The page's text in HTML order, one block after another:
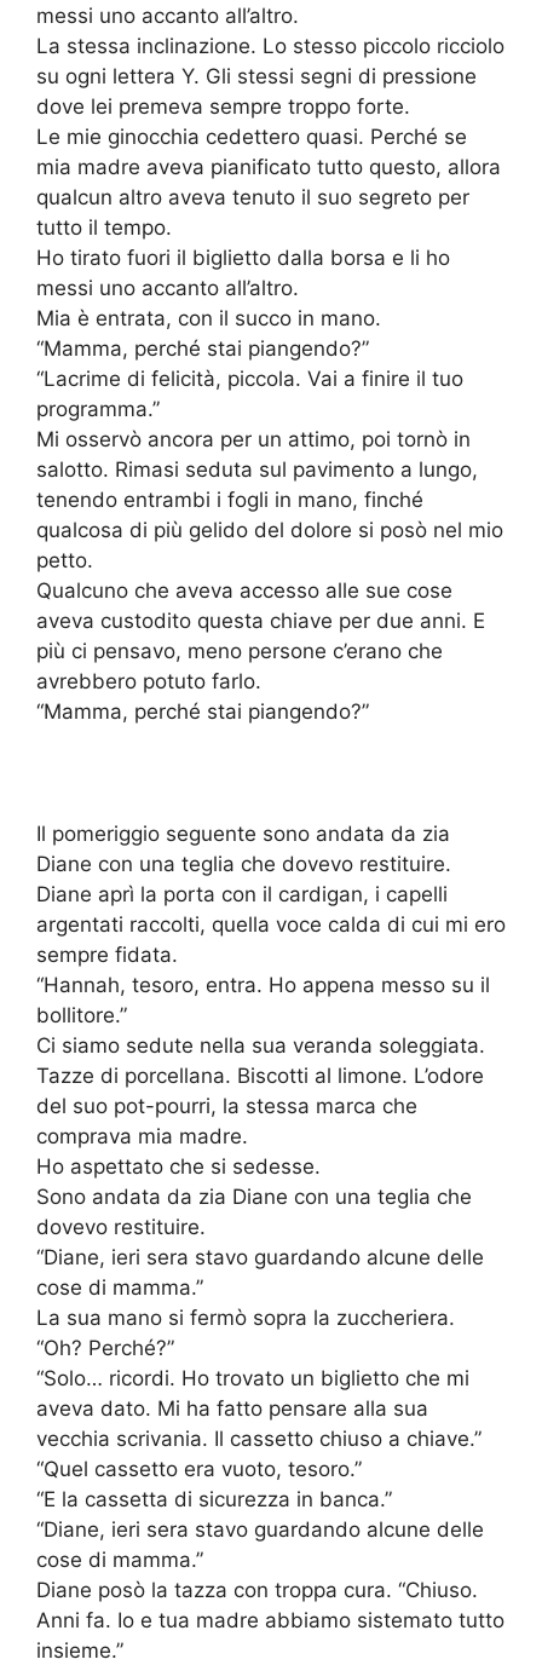
messi uno accanto all’altro.
La stessa inclinazione. Lo stesso piccolo ricciolo
su ogni lettera Y. Gli stessi segni di pressione
dove lei premeva sempre troppo forte.
Le mie ginocchia cedettero quasi. Perché se
mia madre aveva pianificato tutto questo, allora
qualcun altro aveva tenuto il suo segreto per
tutto il tempo.
Ho tirato fuori il biglietto dalla borsa e li ho
messi uno accanto all’altro.
Mia è entrata, con il succo in mano.
“Mamma, perché stai piangendo?”
“Lacrime di felicità, piccola. Vai a finire il tuo
programma.”
Mi osservò ancora per un attimo, poi tornò in
salotto. Rimasi seduta sul pavimento a lungo,
tenendo entrambi i fogli in mano, finché
qualcosa di più gelido del dolore si posò nel mio
petto.
Qualcuno che aveva accesso alle sue cose
aveva custodito questa chiave per due anni. E
più ci pensavo, meno persone c’erano che
avrebbero potuto farlo.
“Mamma, perché stai piangendo?”
Il pomeriggio seguente sono andata da zia
Diane con una teglia che dovevo restituire.
Diane aprì la porta con il cardigan, i capelli
argentati raccolti, quella voce calda di cui mi ero
sempre fidata.
“Hannah, tesoro, entra. Ho appena messo su il
bollitore.”
Ci siamo sedute nella sua veranda soleggiata.
Tazze di porcellana. Biscotti al limone. L’odore
del suo pot-pourri, la stessa marca che
comprava mia madre.
Ho aspettato che si sedesse.
Sono andata da zia Diane con una teglia che
dovevo restituire.
“Diane, ieri sera stavo guardando alcune delle
cose di mamma.”
La sua mano si fermò sopra la zuccheriera.
“Oh? Perché?”
“Solo… ricordi. Ho trovato un biglietto che mi
aveva dato. Mi ha fatto pensare alla sua
vecchia scrivania. Il cassetto chiuso a chiave.”
“Quel cassetto era vuoto, tesoro.”
“E la cassetta di sicurezza in banca.”
“Diane, ieri sera stavo guardando alcune delle
cose di mamma.”
Diane posò la tazza con troppa cura. “Chiuso.
Anni fa. Io e tua madre abbiamo sistemato tutto
insieme.”